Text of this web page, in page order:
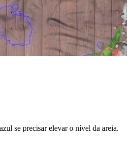
se precisar elevar o nível da areia.